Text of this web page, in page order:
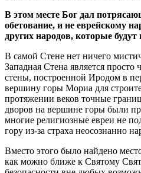
В этом месте Бог дал
обетование, и не еврейскому
других народов, которые
В самой Стене нет ничего
Западная Стена является
стены, построенной Иродом в
вершину горы Мориа для
протяжении веков точные
дворов на вершине горы были
многие религиозные евреи не
гору из-за страха неосознанно
Вместо этого было найдено
как можно ближе к Святому